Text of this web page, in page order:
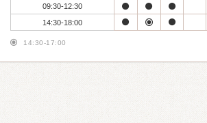
09:30-12:30
14:30-18:00
14:30-17:00